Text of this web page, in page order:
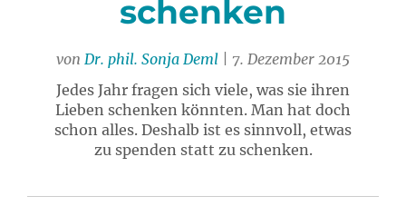
schenken
von Dr. phil. Sonja Deml | 7. Dezember 2015
Jedes Jahr fragen sich viele, was sie ihren
Lieben schenken könnten. Man hat doch
schon alles. Deshalb ist es sinnvoll, etwas
zu spenden statt zu schenken.